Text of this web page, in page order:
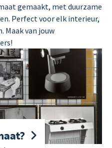
gemaakt, met duurzame
Perfect voor elk interieur,
Maak van jouw